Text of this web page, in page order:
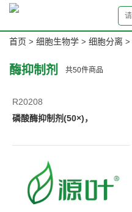
首页 > 细胞生物学 > 细胞分离 >
酶抑制剂 共50件商品
R20208
磷酸酶抑制剂(50×)，